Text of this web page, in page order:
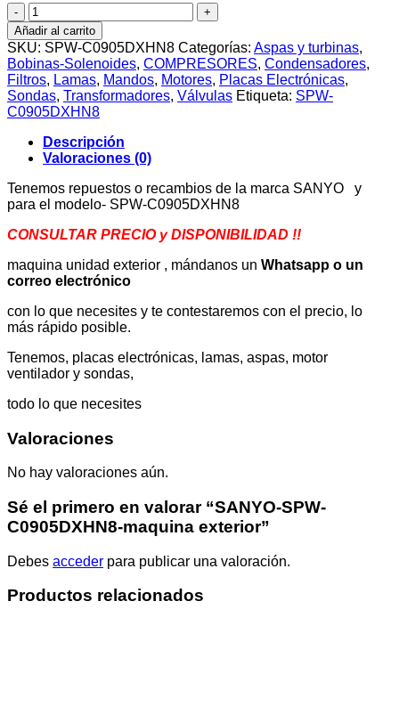
SANYO-
SPW-
C0905DXHN8-
maquina
exterior
cantidad
Añadir al carrito
SKU: SPW-C0905DXHN8 Categorías: Aspas y turbinas,
Bobinas-Solenoides, COMPRESORES, Condensadores,
Filtros, Lamas, Mandos, Motores, Placas Electrónicas,
Sondas, Transformadores, Válvulas Etiqueta: SPW-
C0905DXHN8
Descripción
Valoraciones (0)
Tenemos repuestos o recambios de la marca SANYO y
para el modelo- SPW-C0905DXHN8
CONSULTAR PRECIO y DISPONIBILIDAD !!
maquina unidad exterior , mándanos un Whatsapp o un
correo electrónico
con lo que necesites y te contestaremos con el precio, lo
más rápido posible.
Tenemos, placas electrónicas, lamas, aspas, motor
ventilador y sondas,
todo lo que necesites
Valoraciones
No hay valoraciones aún.
Sé el primero en valorar “SANYO-SPW-
C0905DXHN8-maquina exterior”
Debes acceder para publicar una valoración.
Productos relacionados